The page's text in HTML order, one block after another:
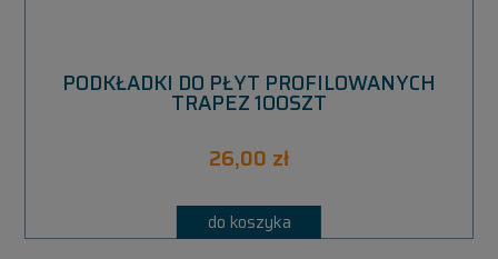
PODKŁADKI DO PŁYT PROFILOWANYCH
TRAPEZ 100SZT
26,00 zł
do koszyka